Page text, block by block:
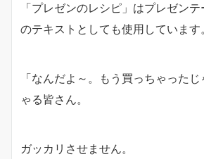
「プレゼンのレシピ」はプレゼン
のテキストとしても使用しています。
「なんだよ～。もう買っちゃった
ゃる皆さん。
ガッカリさせません。